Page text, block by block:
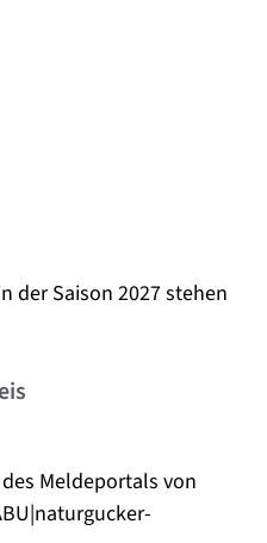
der Saison 2027 stehen
Meldeportals von